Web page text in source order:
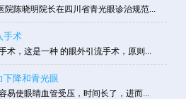
陈晓明院长在四川省青光眼诊治规范...
手术
，这是一种 的眼外引流手术，原则...
下降和青光眼
使眼睛血管受压，时间长了，进而...